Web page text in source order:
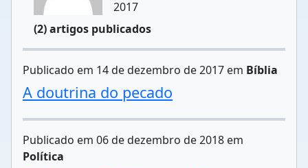
2017
(2) artigos publicados
Publicado em 14 de dezembro de 2017 em Bíblia
A doutrina do pecado
Publicado em 06 de dezembro de 2018 em
Política